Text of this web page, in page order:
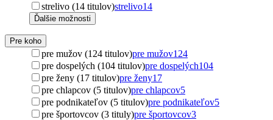
strelivo (14 titulov)strelivo14
Ďalšie možnosti
Pre koho
pre mužov (124 titulov)pre mužov124
pre dospelých (104 titulov)pre dospelých104
pre ženy (17 titulov)pre ženy17
pre chlapcov (5 titulov)pre chlapcov5
pre podnikateľov (5 titulov)pre podnikateľov5
pre športovcov (3 tituly)pre športovcov3